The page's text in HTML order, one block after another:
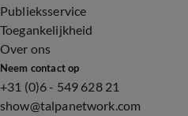
Publieksservice
Toegankelijkheid
Over ons
Neem contact op
+31 (0)6 - 549 628 21
show@talpanetwork.com